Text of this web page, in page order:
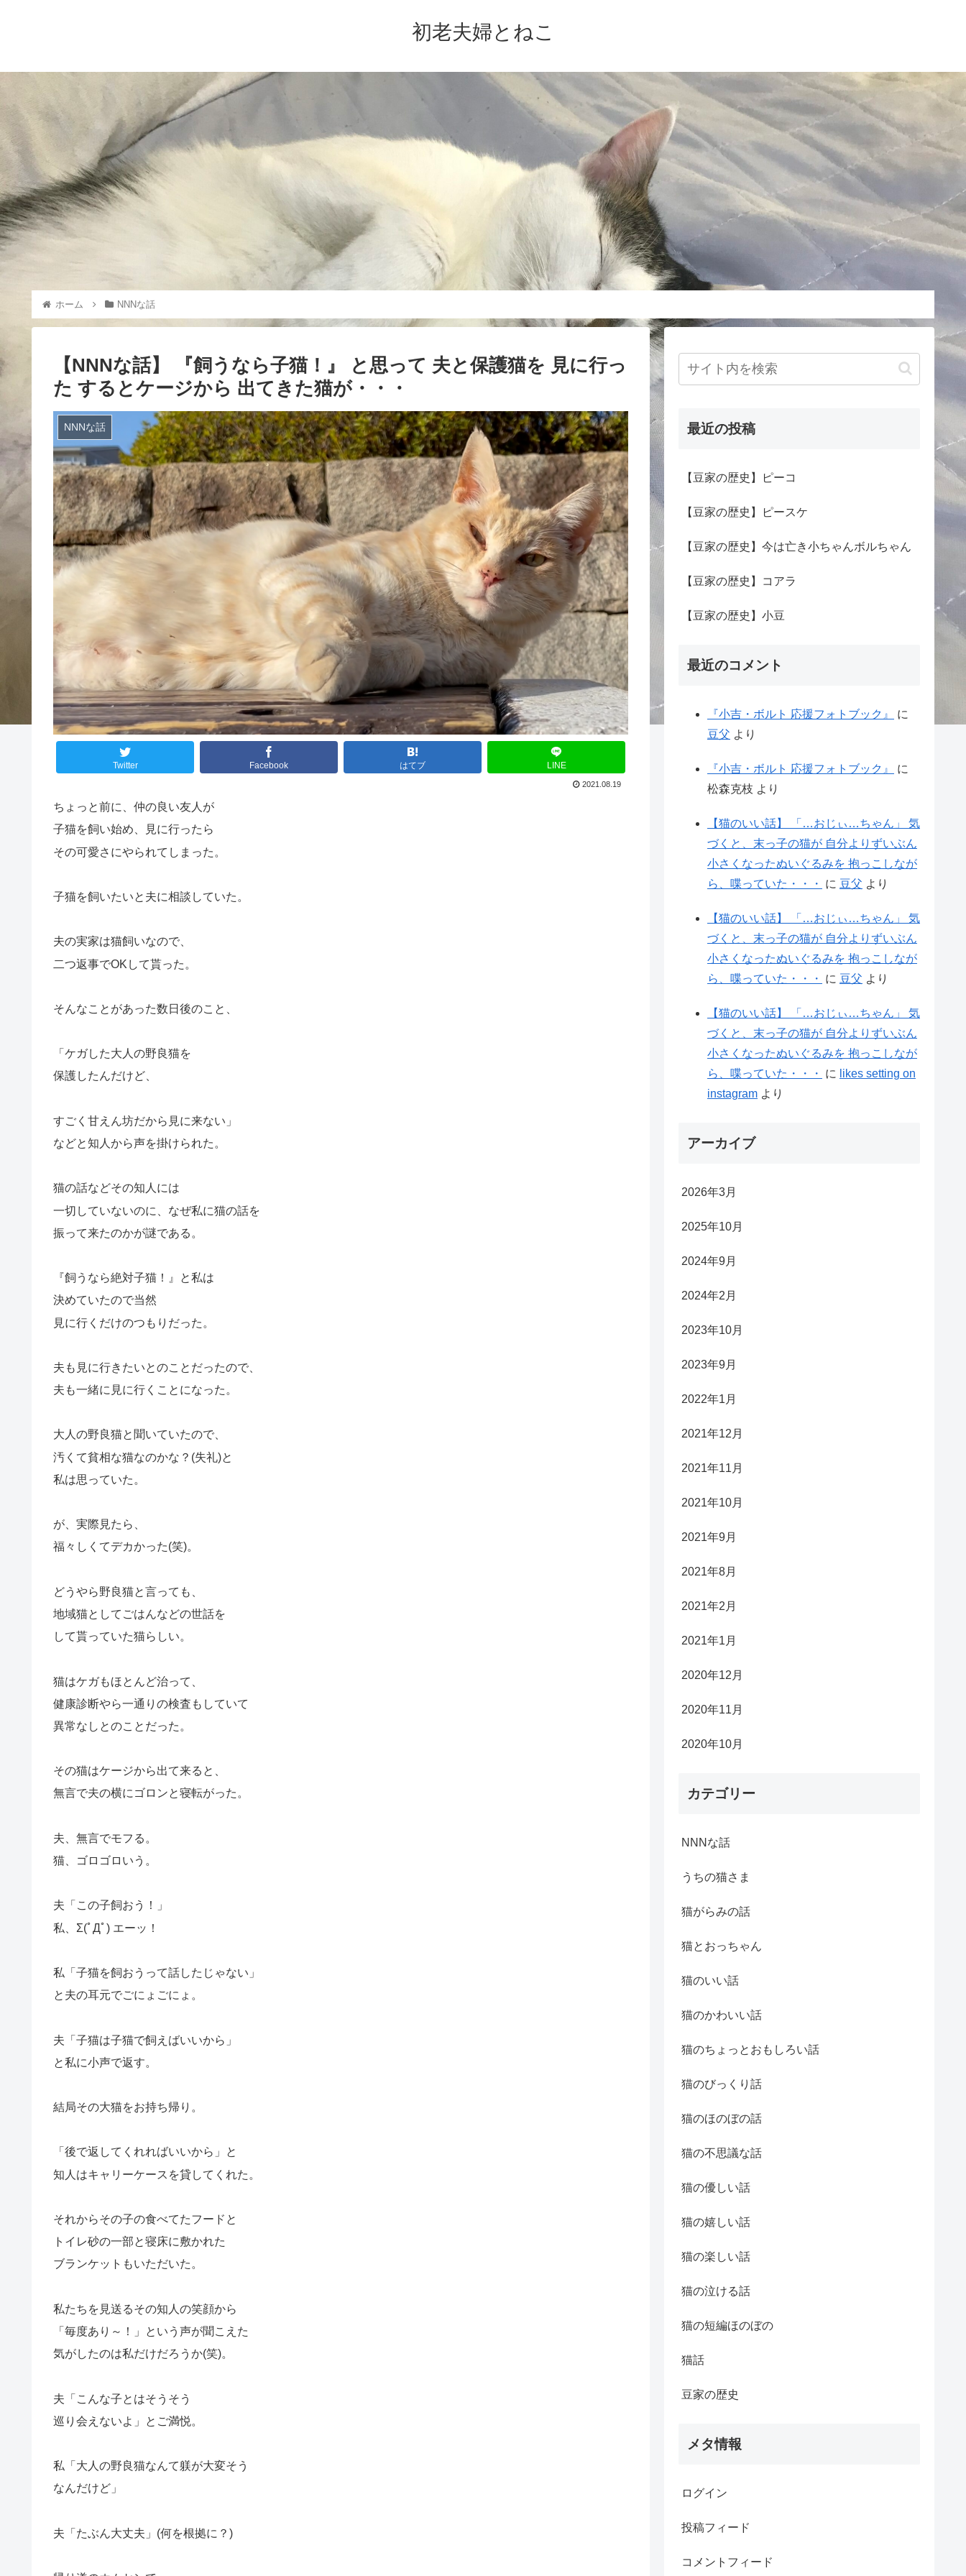
初老夫婦とねこ
ホーム NNNな話
【NNNな話】 『飼うなら子猫！』 と思って 夫と保護猫を 見に行っ
た するとケージから 出てきた猫が・・・
NNNな話
Twitter Facebook はてブ LINE
2021.08.19
ちょっと前に、仲の良い友人が
子猫を飼い始め、見に行ったら
その可愛さにやられてしまった。
子猫を飼いたいと夫に相談していた。
夫の実家は猫飼いなので、
二つ返事でOKして貰った。
そんなことがあった数日後のこと、
「ケガした大人の野良猫を
保護したんだけど、
すごく甘えん坊だから見に来ない」
などと知人から声を掛けられた。
猫の話などその知人には
一切していないのに、なぜ私に猫の話を
振って来たのかが謎である。
『飼うなら絶対子猫！』と私は
決めていたので当然
見に行くだけのつもりだった。
夫も見に行きたいとのことだったので、
夫も一緒に見に行くことになった。
大人の野良猫と聞いていたので、
汚くて貧相な猫なのかな？(失礼)と
私は思っていた。
が、実際見たら、
福々しくてデカかった(笑)。
どうやら野良猫と言っても、
地域猫としてごはんなどの世話を
して貰っていた猫らしい。
猫はケガもほとんど治って、
健康診断やら一通りの検査もしていて
異常なしとのことだった。
その猫はケージから出て来ると、
無言で夫の横にゴロンと寝転がった。
夫、無言でモフる。
猫、ゴロゴロいう。
夫「この子飼おう！」
私、Σ(ﾟДﾟ) エーッ！
私「子猫を飼おうって話したじゃない」
と夫の耳元でごにょごにょ。
夫「子猫は子猫で飼えばいいから」
と私に小声で返す。
結局その大猫をお持ち帰り。
「後で返してくれればいいから」と
知人はキャリーケースを貸してくれた。
それからその子の食べてたフードと
トイレ砂の一部と寝床に敷かれた
ブランケットもいただいた。
私たちを見送るその知人の笑顔から
「毎度あり～！」という声が聞こえた
気がしたのは私だけだろうか(笑)。
夫「こんな子とはそうそう
巡り会えないよ」とご満悦。
私「大人の野良猫なんて躾が大変そう
なんだけど」
夫「たぶん大丈夫」(何を根拠に？)
最近の投稿
【豆家の歴史】ピーコ
【豆家の歴史】ピースケ
【豆家の歴史】今は亡き小ちゃんボルちゃん
【豆家の歴史】コアラ
【豆家の歴史】小豆
最近のコメント
『小吉・ボルト 応援フォトブック』
に
豆父 より
『小吉・ボルト 応援フォトブック』
に
松森克枝 より
【猫のいい話】 「…おじぃ…ちゃん」 気
づくと、末っ子の猫が 自分よりずいぶん
小さくなったぬいぐるみを 抱っこしなが
ら、喋っていた・・・
に 豆父 より
【猫のいい話】 「…おじぃ…ちゃん」 気
づくと、末っ子の猫が 自分よりずいぶん
小さくなったぬいぐるみを 抱っこしなが
ら、喋っていた・・・
に 豆父 より
【猫のいい話】 「…おじぃ…ちゃん」 気
づくと、末っ子の猫が 自分よりずいぶん
小さくなったぬいぐるみを 抱っこしなが
ら、喋っていた・・・
に
likes setting on
instagram より
アーカイブ
2026年3月
2025年10月
2024年9月
2024年2月
2023年10月
2023年9月
2022年1月
2021年12月
2021年11月
2021年10月
2021年9月
2021年8月
2021年2月
2021年1月
2020年12月
2020年11月
2020年10月
カテゴリー
NNNな話
うちの猫さま
猫がらみの話
猫とおっちゃん
猫のいい話
猫のかわいい話
猫のちょっとおもしろい話
猫のびっくり話
猫のほのぼの話
猫の不思議な話
猫の優しい話
猫の嬉しい話
猫の楽しい話
猫の泣ける話
猫の短編ほのぼの
猫話
豆家の歴史
メタ情報
ログイン
投稿フィード
コメントフィード